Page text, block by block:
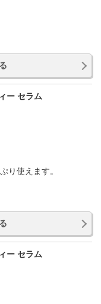
ー セラム
り使えます。
ー セラム